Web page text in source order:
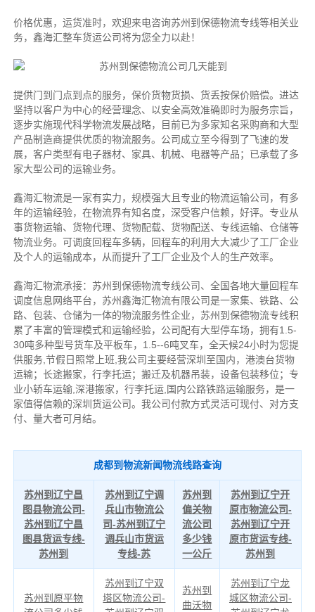
价格优惠，运货准时，欢迎来电咨询苏州到保德物流专线等相关业
务，鑫海汇整车货运公司将为您全力以赴！
提供门到门点到点的服务，保价货物货损、货丢按保价赔偿。进达
坚持以客户为中心的经营理念、以安全高效准确即时为服务宗旨，
逐步实施现代科学物流发展战略，目前已为多家知名采购商和大型
产品制造商提供优质的物流服务。公司成立至今得到了飞速的发
展，客户类型有电子器材、家具、机械、电器等产品；已承载了多
家大型公司的运输业务。
鑫海汇物流是一家有实力，规模强大且专业的物流运输公司，有多
年的运输经验，在物流界有知名度，深受客户信赖，好评。专业从
事货物运输、货物代理、货物配载、货物配送、专线运输、仓储等
物流业务。可调度回程车多辆，回程车的利用大大减少了工厂企业
及个人的运输成本，从而提升了工厂企业及个人的生产效率。
鑫海汇物流承接：苏州到保德物流专线公司、全国各地大量回程车
调度信息网络平台，苏州鑫海汇物流有限公司是一家集、铁路、公
路、包装、仓储为一体的物流服务性企业，苏州到保德物流专线积
累了丰富的管理模式和运输经验，公司配有大型停车场，拥有1.5-
30吨多种型号货车及平板车，1.5--6吨叉车，全天候24小时为您提
供服务,节假日照常上班,我公司主要经营深圳至国内，港澳台货物
运输；长途搬家，行李托运；搬迁及机器吊装，设备包装移位；专
业小轿车运输,深港搬家，行李托运,国内公路铁路运输服务，是一
家值得信赖的深圳货运公司。我公司付款方式灵活可现付、对方支
付、量大者可月结。
成都到物流新闻物流线路查询
苏州到辽宁昌
图县物流公司-
苏州到辽宁昌
图县货运专线-
苏州到
苏州到辽宁调
兵山市物流公
司-苏州到辽宁
调兵山市货运
专线-苏
苏州到
偏关物
流公司
多少钱
一公斤
苏州到辽宁开
原市物流公司-
苏州到辽宁开
原市货运专线-
苏州到
苏州到原平物
苏州到辽宁双
塔区物流公司-
苏州到
曲沃物
苏州到辽宁龙
城区物流公司-